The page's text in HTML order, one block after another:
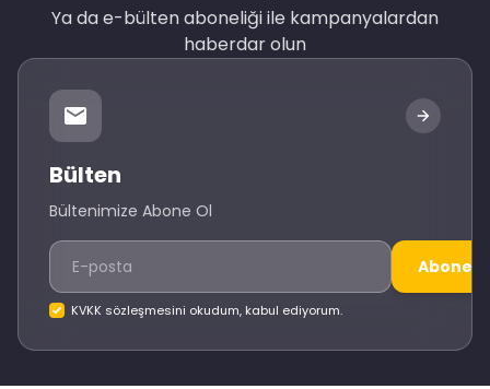
Ya da e-bülten aboneliği ile kampanyalardan
haberdar olun
Bülten
Bültenimize Abone Ol
Abone
KVKK sözleşmesini okudum, kabul ediyorum.